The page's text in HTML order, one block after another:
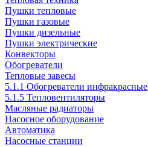
Пушки тепловые
Пушки газовые
Пушки дизельные
Пушки электрические
Конвекторы
Обогреватели
Тепловые завесы
5.1.1 Обогреватели инфракрасные
5.1.5 Тепловентиляторы
Масляные радиаторы
Насосное оборудование
Автоматика
Насосные станции